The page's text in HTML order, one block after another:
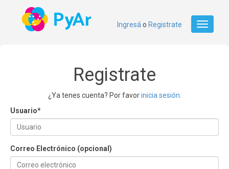
Toggle
Ingresá o Registrate
Registrate
¿Ya tenes cuenta? Por favorinicia sesión
Usuario*
Correo Electrónico (opcional)